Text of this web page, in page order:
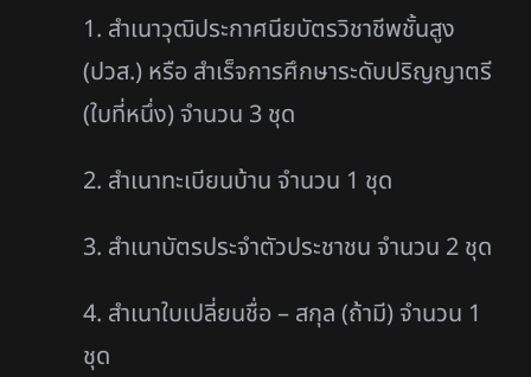
1. สำเนาวุฒิประกาศนียบัตรวิชาชีพชั้นสูง
(ปวส.) หรือ สำเร็จการศึกษาระดับปริญญาตรี
(ใบที่หนึ่ง)จำนวน 3 ชุด
2. สำเนาทะเบียนบ้าน จำนวน 1 ชุด
3. สำเนาบัตรประจำตัวประชาชน จำนวน 2 ชุด
4. สำเนาใบเปลี่ยนชื่อ – สกุล (ถ้ามี) จำนวน 1
ชุด